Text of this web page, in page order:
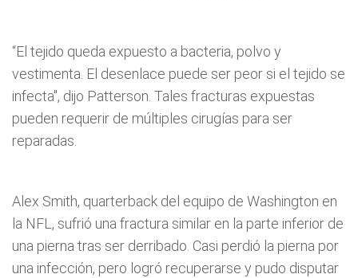
“El tejido queda expuesto a bacteria, polvo y
vestimenta. El desenlace puede ser peor si el tejido se
infecta", dijo Patterson. Tales fracturas expuestas
pueden requerir de múltiples cirugías para ser
reparadas.
Alex Smith, quarterback del equipo de Washington en
la NFL, sufrió una fractura similar en la parte inferior de
una pierna tras ser derribado. Casi perdió la pierna por
una infección, pero logró recuperarse y pudo disputar